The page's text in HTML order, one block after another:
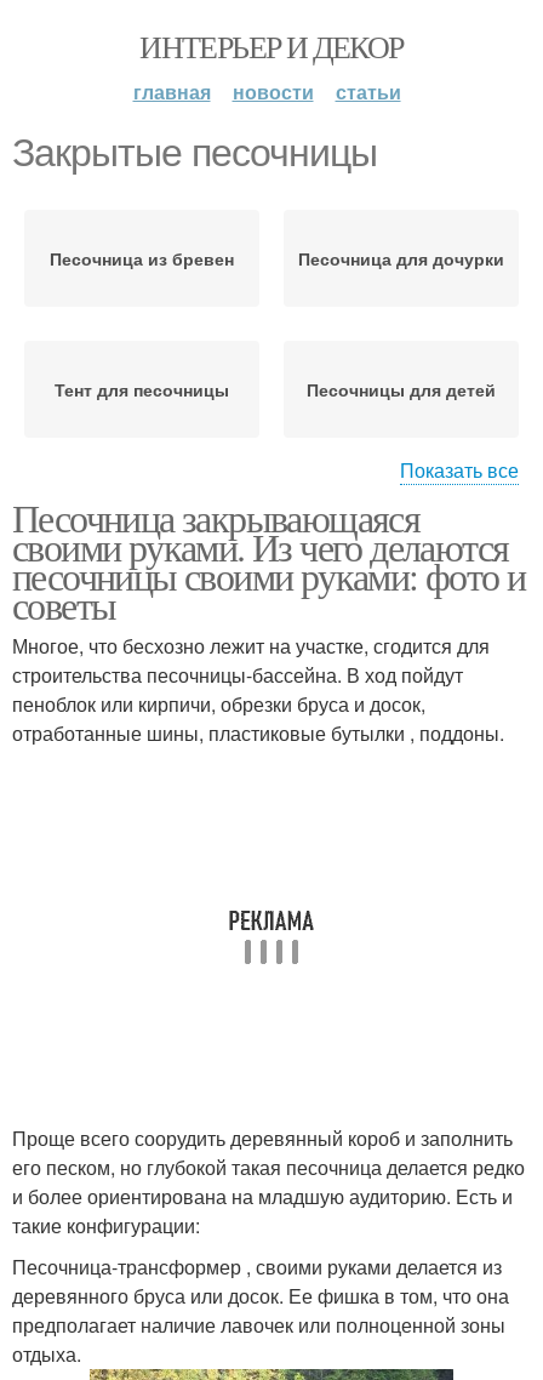
ИНТЕРЬЕР И ДЕКОР
главная новости статьи
Закрытые песочницы
Песочница из бревен Песочница для дочурки
Тент для песочницы Песочницы для детей
Песочница с крышкой Супер песочницы
Показать все
Песочница закрывающаяся
своими руками. Из чего делаются
песочницы своими руками: фото и
советы
Многое, что бесхозно лежит на участке, сгодится для
строительства песочницы-бассейна. В ход пойдут
пеноблок или кирпичи, обрезки бруса и досок,
отработанные шины, пластиковые бутылки , поддоны.
Проще всего соорудить деревянный короб и заполнить
его песком, но глубокой такая песочница делается редко
и более ориентирована на младшую аудиторию. Есть и
такие конфигурации:
Песочница-трансформер , своими руками делается из
деревянного бруса или досок. Ее фишка в том, что она
предполагает наличие лавочек или полноценной зоны
отдыха.